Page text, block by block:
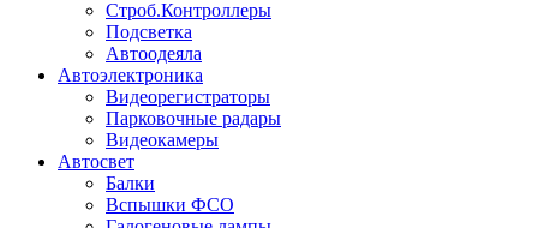
Строб.Контроллеры
Подсветка
Автоодеяла
Автоэлектроника
Видеорегистраторы
Парковочные радары
Видеокамеры
Автосвет
Балки
Вспышки ФСО